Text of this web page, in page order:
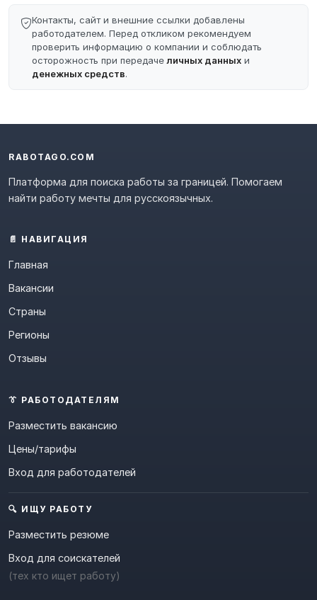
Контакты, сайт и внешние ссылки добавлены
работодателем. Перед откликом рекомендуем
проверить информацию о компании и соблюдать
осторожность при передачеличных данных и
денежных средств.
RABOTAGO.COM
Платформа для поиска работы за границей. Помогаем
найти работу мечты для русскоязычных.
📄 НАВИГАЦИЯ
Главная
Вакансии
Страны
Регионы
Отзывы
👔 РАБОТОДАТЕЛЯМ
Разместить вакансию
Цены/тарифы
Вход для работодателей
🔍 ИЩУ РАБОТУ
Разместить резюме
Вход для соискателей
(тех кто ищет работу)